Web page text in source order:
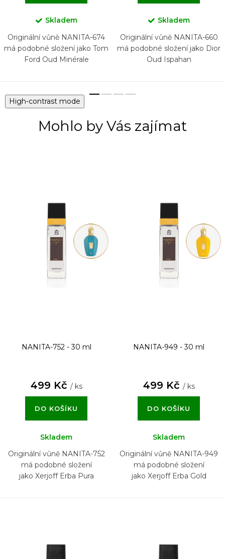
Skladem
Originální vůně NANITA-674
má podobné složení jako Tom
Ford Oud Minérale
Skladem
Originální vůně NANITA-660
má podobné složení jako Dior
Oud Ispahan
High-contrast mode
Mohlo by Vás zajímat
NANITA-752 - 30 ml
499 Kč / ks
DO KOŠÍKU
Skladem
Originální vůně NANITA-752
má podobné složení
jako Xerjoff Erba Pura
NANITA-949 - 30 ml
499 Kč / ks
DO KOŠÍKU
Skladem
Originální vůně NANITA-949
má podobné složení
jako Xerjoff Erba Gold